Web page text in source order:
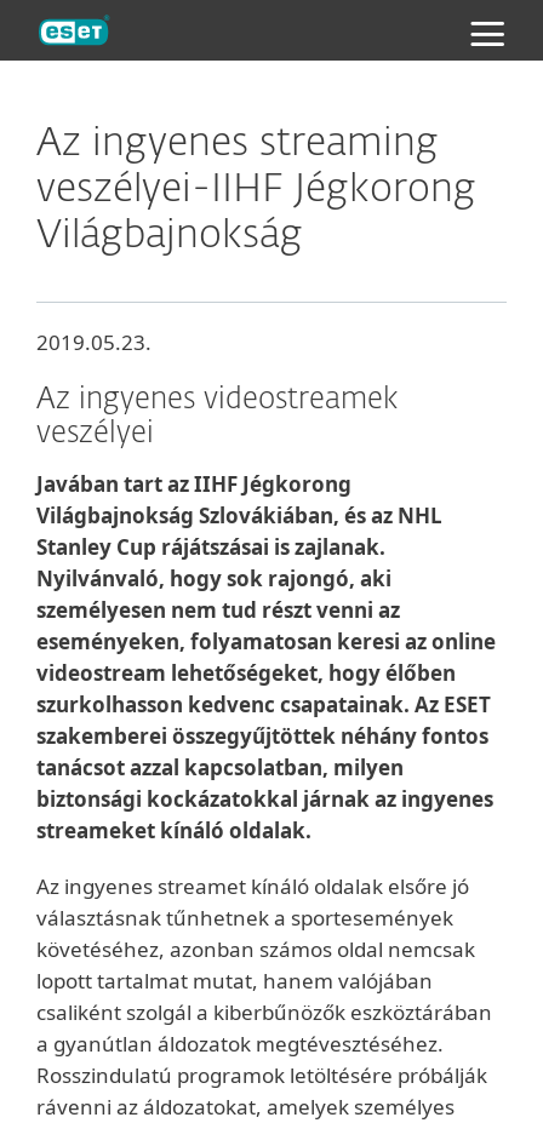
Az ingyenes streaming
veszélyei-IIHF Jégkorong
Világbajnokság
2019.05.23.
Az ingyenes videostreamek
veszélyei
Javában tart az IIHF Jégkorong
Világbajnokság Szlovákiában, és az NHL
Stanley Cup rájátszásai is zajlanak.
Nyilvánvaló, hogy sok rajongó, aki
személyesen nem tud részt venni az
eseményeken, folyamatosan keresi az online
videostream lehetőségeket, hogy élőben
szurkolhasson kedvenc csapatainak. Az ESET
szakemberei összegyűjtöttek néhány fontos
tanácsot azzal kapcsolatban, milyen
biztonsági kockázatokkal járnak az ingyenes
streameket kínáló oldalak.
Az ingyenes streamet kínáló oldalak elsőre jó
választásnak tűnhetnek a sportesemények
követéséhez, azonban számos oldal nemcsak
lopott tartalmat mutat, hanem valójában
csaliként szolgál a kiberbűnözők eszköztárában
a gyanútlan áldozatok megtévesztéséhez.
Rosszindulatú programok letöltésére próbálják
rávenni az áldozatokat, amelyek személyes
ESET